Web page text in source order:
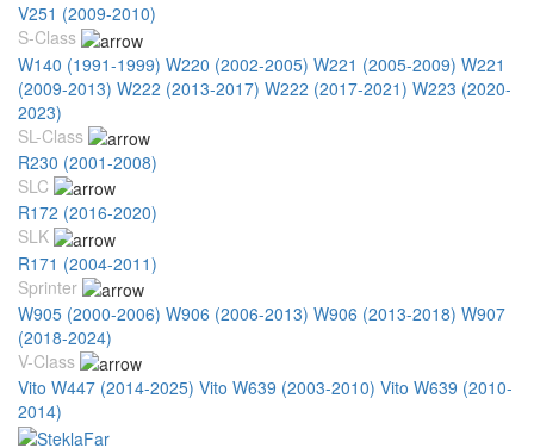
V251 (2009-2010)
S-Class
W140 (1991-1999) W220 (2002-2005) W221 (2005-2009) W221
(2009-2013) W222 (2013-2017) W222 (2017-2021) W223 (2020-
2023)
SL-Class
R230 (2001-2008)
SLC
R172 (2016-2020)
SLK
R171 (2004-2011)
Sprinter
W905 (2000-2006) W906 (2006-2013) W906 (2013-2018) W907
(2018-2024)
V-Class
Vito W447 (2014-2025) Vito W639 (2003-2010) Vito W639 (2010-
2014)